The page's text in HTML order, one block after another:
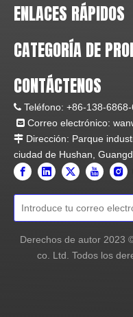
restaurantes,
Propósito: Crear una
segura y un entorno
Fábrica
ENLACES RÁPIDOS
CATEGORÍA DE
CONTÁCTENOS
 Teléfono: +86-138-
 Correo electrónico:
 Dirección: Parque
ciudad de Hushan,
Derechos de autor 2023
co. Ltd. Todos los